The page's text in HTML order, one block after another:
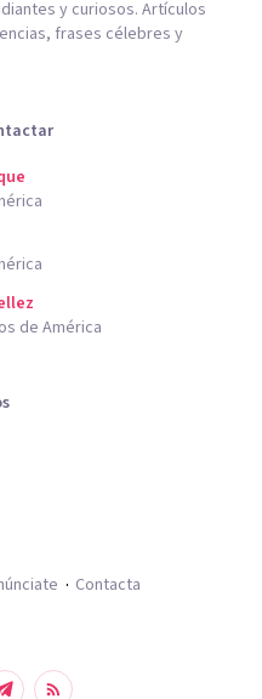
y curiosos. Artículos
frases célebres y
de América
Contacta